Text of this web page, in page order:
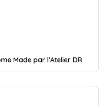
Made par l’Atelier DR